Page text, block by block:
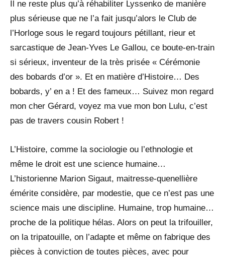
Il ne reste plus qu’à réhabiliter Lyssenko de manière
plus sérieuse que ne l’a fait jusqu’alors le Club de
l’Horloge sous le regard toujours pétillant, rieur et
sarcastique de Jean-Yves Le Gallou, ce boute-en-train
si sérieux, inventeur de la très prisée « Cérémonie
des bobards d’or ». Et en matière d’Histoire… Des
bobards, y’ en a ! Et des fameux… Suivez mon regard
mon cher Gérard, voyez ma vue mon bon Lulu, c’est
pas de travers cousin Robert !
L’Histoire, comme la sociologie ou l’ethnologie et
même le droit est une science humaine…
L’historienne Marion Sigaut, maitresse-quenellière
émérite considère, par modestie, que ce n’est pas une
science mais une discipline. Humaine, trop humaine…
proche de la politique hélas. Alors on peut la trifouiller,
on la tripatouille, on l’adapte et même on fabrique des
pièces à conviction de toutes pièces, avec pour